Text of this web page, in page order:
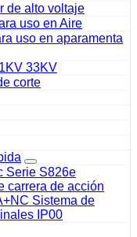
de alto voltaje
uso en Aire
uso en aparamenta
33KV
corte
Serie S826e
carrera de acción
Sistema de
IP00